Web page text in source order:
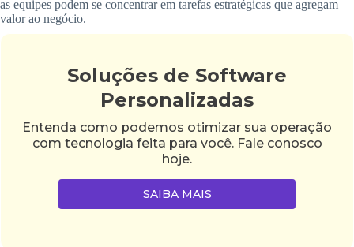
as equipes podem se concentrar em tarefas estratégicas que agregam
valor ao negócio.
Soluções de Software
Personalizadas
Entenda como podemos otimizar sua operação
com tecnologia feita para você. Fale conosco
hoje.
SAIBA MAIS